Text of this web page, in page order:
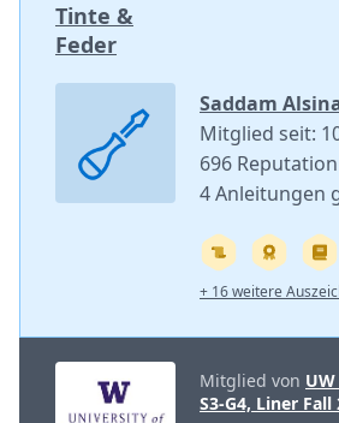
Tinte &
Feder
Saddam
Mitglied seit:
696 Reputation
4 Anleitungen
+ 16 weitere
Mitglied von
S3-G4, Liner Fall